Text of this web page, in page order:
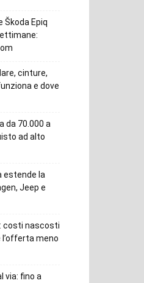
Škoda Epiq
cinture,
e dove
da 70.000 a
ad alto
estende la
Jeep e
costi nascosti
meno
via: fino a